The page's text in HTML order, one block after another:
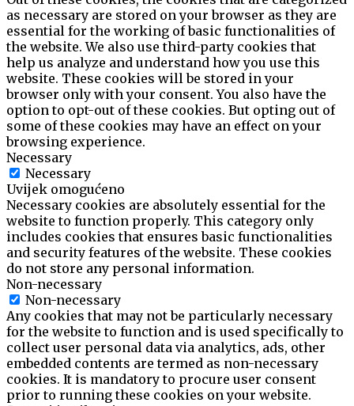
as necessary are stored on your browser as they are
essential for the working of basic functionalities of
the website. We also use third-party cookies that
help us analyze and understand how you use this
website. These cookies will be stored in your
browser only with your consent. You also have the
option to opt-out of these cookies. But opting out of
some of these cookies may have an effect on your
browsing experience.
Necessary
Necessary
Uvijek omogućeno
Necessary cookies are absolutely essential for the
website to function properly. This category only
includes cookies that ensures basic functionalities
and security features of the website. These cookies
do not store any personal information.
Non-necessary
Non-necessary
Any cookies that may not be particularly necessary
for the website to function and is used specifically to
collect user personal data via analytics, ads, other
embedded contents are termed as non-necessary
cookies. It is mandatory to procure user consent
prior to running these cookies on your website.